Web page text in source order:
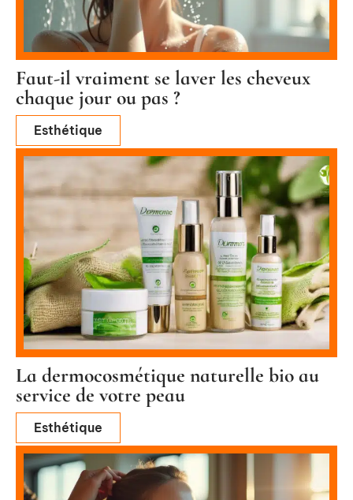
Faut-il vraiment se laver les cheveux
chaque jour ou pas ?
Esthétique
La dermocosmétique naturelle bio au
service de votre peau
Esthétique